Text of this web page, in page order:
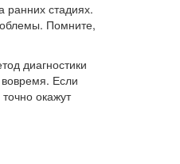
ранних стадиях.
Помните,
диагностики
Если
окажут